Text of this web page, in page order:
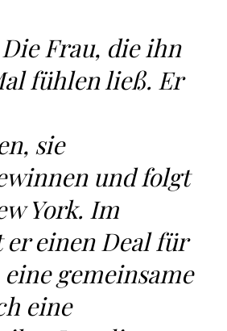
Frau, die ihn
fühlen ließ. Er
sie
und folgt
York. Im
er einen Deal für
gemeinsame
eine